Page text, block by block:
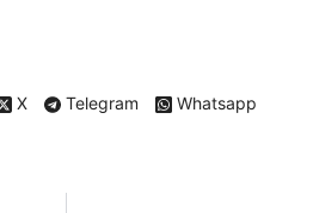
X Telegram Whatsapp